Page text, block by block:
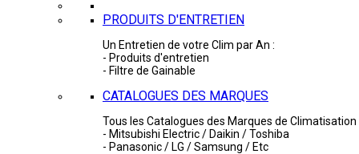
PRODUITS D'ENTRETIEN
Un Entretien de votre Clim par An :
- Produits d'entretien
- Filtre de Gainable
CATALOGUES DES MARQUES
Tous les Catalogues des Marques de Climatisation
- Mitsubishi Electric / Daikin / Toshiba
- Panasonic / LG / Samsung / Etc